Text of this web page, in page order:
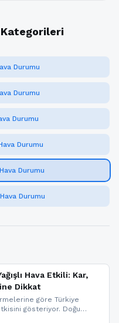
Kategorileri
Durumu
Durumu
Durumu
Durumu
Durumu
Durumu
Hava Etkili: Kar,
Dikkat
göre Türkiye
gösteriyor. Doğu
Marmara ve